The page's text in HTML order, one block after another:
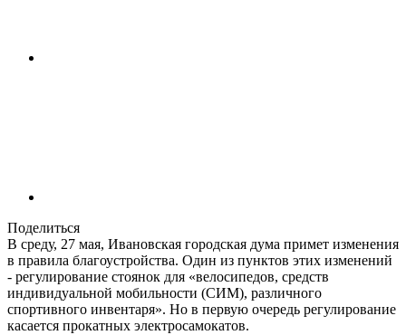
Поделиться
В среду, 27 мая, Ивановская городская дума примет изменения
в правила благоустройства. Один из пунктов этих изменений
- регулирование стоянок для «велосипедов, средств
индивидуальной мобильности (СИМ), различного
спортивного инвентаря». Но в первую очередь регулирование
касается прокатных электросамокатов.